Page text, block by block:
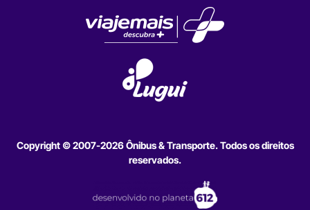
Copyright © 2007-2026 Ônibus & Transporte. Todos os direitos
reservados.